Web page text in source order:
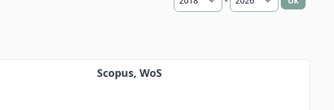
Scopus, WoS